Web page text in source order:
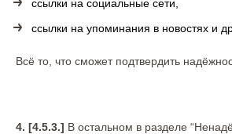
ссылки на социальные сети,
ссылки на упоминания в новостях и
Всё то, что сможет подтвердить
4. [4.5.3.] В остальном в разделе